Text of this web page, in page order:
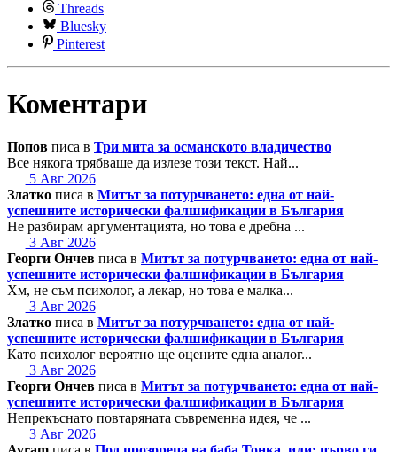
Threads
Bluesky
Pinterest
Коментари
Попов писа в Три мита за османското владичество
Все някога трябваше да излезе този текст. Най...
5 Авг 2026
Златко писа в Митът за потурчването: една от най-
успешните исторически фалшификации в България
Не разбирам аргументацията, но това е дребна ...
3 Авг 2026
Георги Ончев писа в Митът за потурчването: една от най-
успешните исторически фалшификации в България
Хм, не съм психолог, а лекар, но това е малка...
3 Авг 2026
Златко писа в Митът за потурчването: една от най-
успешните исторически фалшификации в България
Като психолог вероятно ще оцените една аналог...
3 Авг 2026
Георги Ончев писа в Митът за потурчването: една от най-
успешните исторически фалшификации в България
Непрекъснато повтаряната съвременна идея, че ...
3 Авг 2026